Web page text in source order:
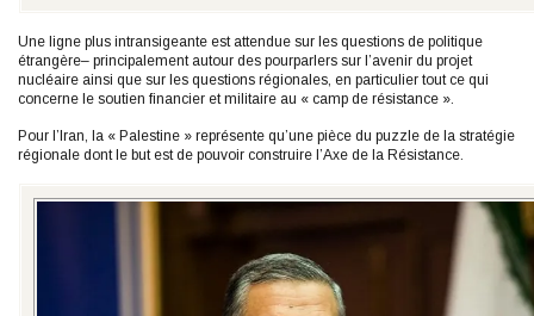
Une ligne plus intransigeante est attendue sur les questions de politique
étrangère– principalement autour des pourparlers sur l’avenir du projet
nucléaire ainsi que sur les questions régionales, en particulier tout ce qui
concerne le soutien financier et militaire au « camp de résistance ».
Pour l’Iran, la « Palestine » représente qu’une pièce du puzzle de la stratégie
régionale dont le but est de pouvoir construire l’Axe de la Résistance.